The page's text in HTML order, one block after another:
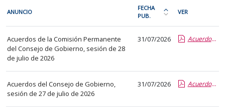
cada
fila
de
la
siguiente
tabla
encontrará
los
de
órganos
ANUNCIO
FECHA
PUB.
Ordena
la
tabla
de
publicación:
VER
Acuerdos de la Comisión Permanente
del Consejo de Gobierno, sesión de 28
de julio de 2026
31/07/2026 Acuerdos CP 28 07 2026.pdf.pdf
Acuerdos del Consejo de Gobierno,
sesión de 27 de julio de 2026
31/07/2026 Acuerdos CG 27 07 2026.pdf.pdf